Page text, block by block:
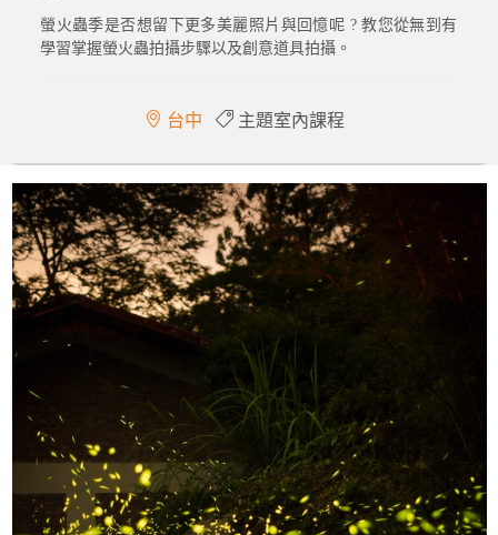
螢火蟲季是否想留下更多美麗照片與回憶呢 ? 教您從無到有
學習掌握螢火蟲拍攝步驟以及創意道具拍攝。
台中 主題室內課程